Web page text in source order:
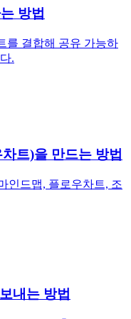
방법
를 결합해 공유 가능하
.
트)을 만드는 방법
인드맵, 플로우차트, 조
내는 방법